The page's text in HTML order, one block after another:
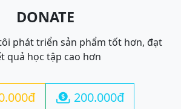
DONATE
phát triển sản phẩm tốt hơn, đạt
quả học tập cao hơn
 200.000đ